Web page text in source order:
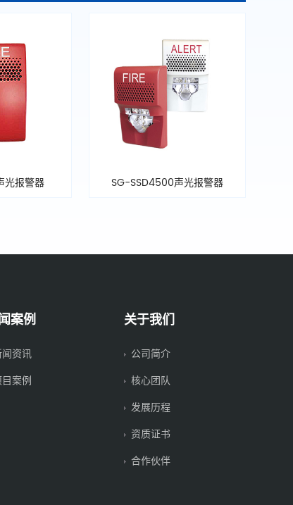
光报警器 SG-SSD4500声光报警器
案例
资讯
案例
关于我们
公司简介
核心团队
发展历程
资质证书
合作伙伴